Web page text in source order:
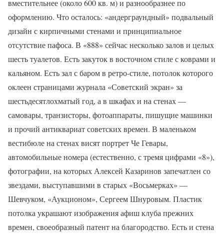
вместительнее (около 600 кв. м) и разнообразнее по
оформлению. Что осталось: «андерграундный» подвальный
дизайн с кирпичными стенами и принципиальное
отсутствие пафоса. В «888» сейчас несколько залов и целых
шесть туалетов. Есть закуток в восточном стиле с коврами и
кальяном. Есть зал с баром в ретро-стиле, потолок которого
оклеен страницами журнала «Советский экран» за
шестьдесятлохматый год, а в шкафах и на стенах —
самовары, транзисторы, фотоаппараты, пишущие машинки
и прочий антиквариат советских времен. В маленьком
вестибюле на стенах висят портрет Че Гевары,
автомобильные номера (естественно, с тремя цифрами «8»),
фотографии, на которых Алексей Казаринов запечатлен со
звездами, выступавшими в старых «Восьмерках» —
Шевчуком, «Аукционом», Сергеем Шнуровым. Пластик
потолка украшают изображения афиш клуба прежних
времен, своеобразный патент на благородство. Есть и стена